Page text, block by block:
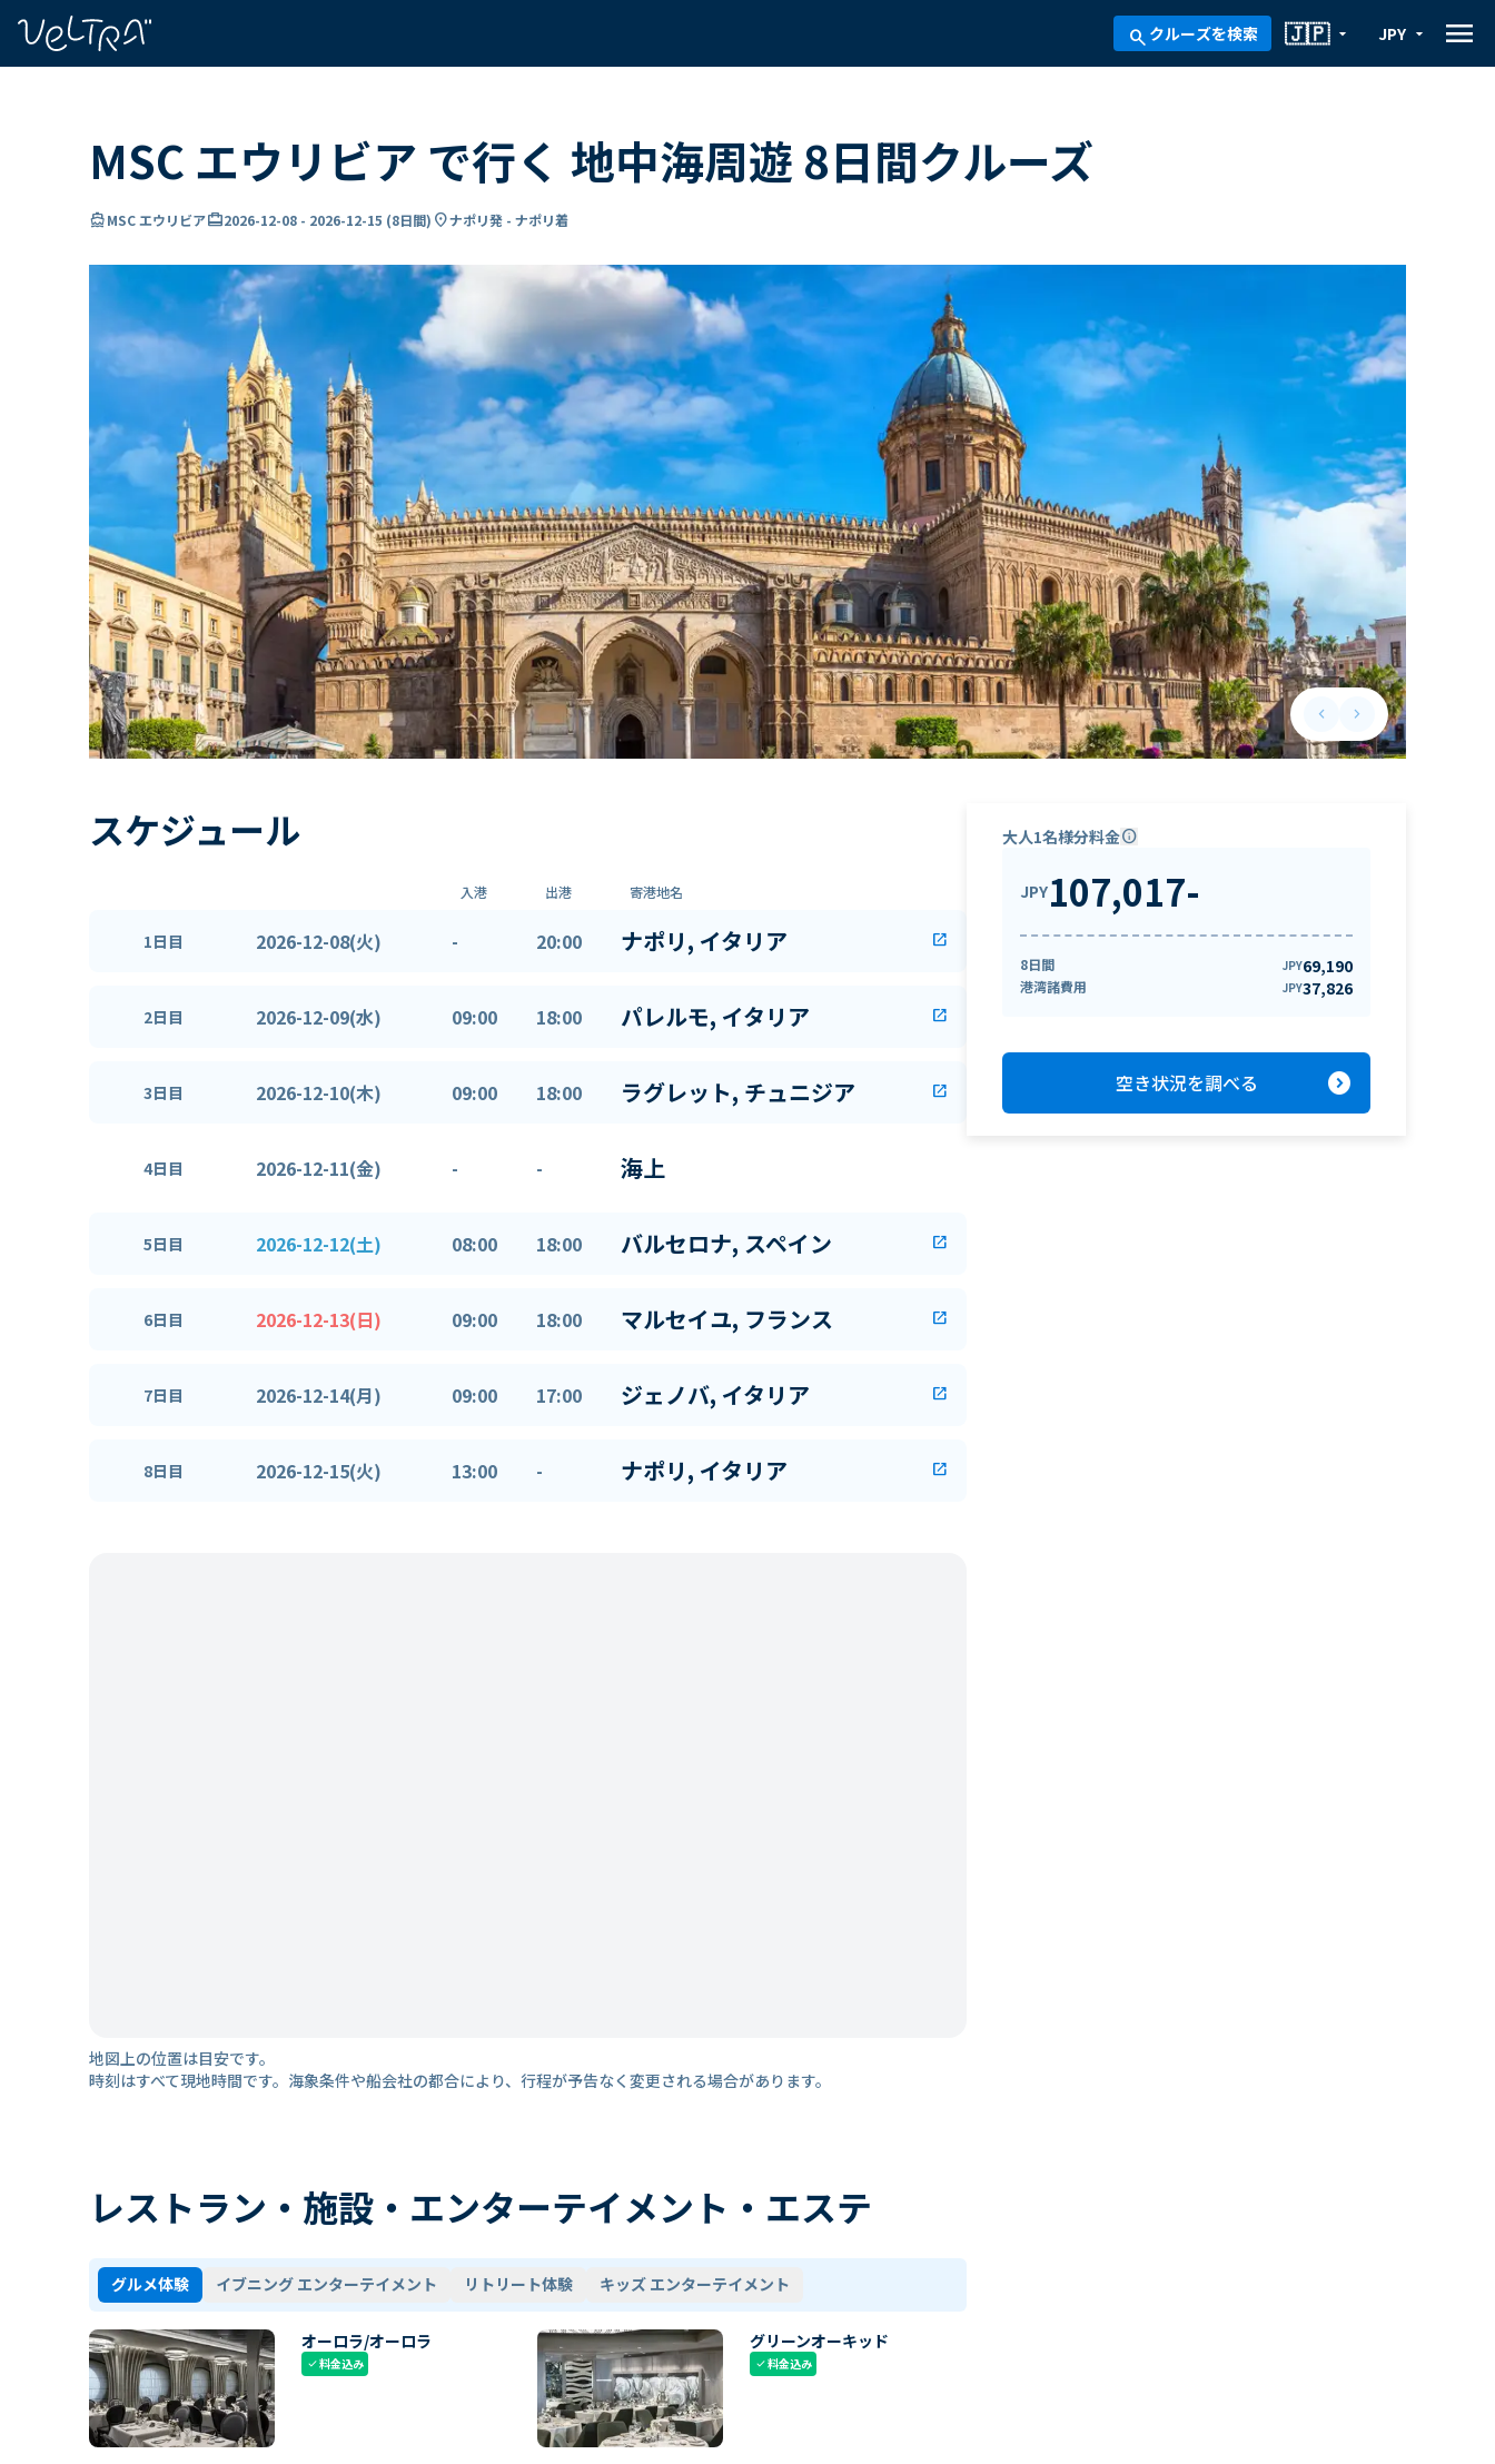
search クルーズを検索 arrow_drop_down
🇯🇵 arrow_drop_down
JPY menu
MSC エウリビア で行く 地中海周遊 8日間クルーズ
directions_boatMSC エウリビアcard_travel2026-12-08 - 2026-12-15 (8日間) location_onナポリ発 - ナポリ着
keyboard_arrow_leftPrevious slide
keyboard_arrow_rightNext slide
スケジュール
入港 出港 寄港地名
1日目 2026-12-08(火) - 20:00 ナポリ, イタリア open_in_new
2日目 2026-12-09(水) 09:00 18:00 パレルモ, イタリア open_in_new
3日目 2026-12-10(木) 09:00 18:00 ラグレット, チュニジア open_in_new
4日目 2026-12-11(金) - - 海上
5日目 2026-12-12(土) 08:00 18:00 バルセロナ, スペイン open_in_new
6日目 2026-12-13(日) 09:00 18:00 マルセイユ, フランス open_in_new
7日目 2026-12-14(月) 09:00 17:00 ジェノバ, イタリア open_in_new
8日目 2026-12-15(火) 13:00 - ナポリ, イタリア open_in_new
地図上の位置は目安です。
時刻はすべて現地時間です。海象条件や船会社の都合により、行程が予告なく変更される場合があります。
レストラン・施設・エンターテイメント・エステ
グルメ体験 イブニング エンターテイメント リトリート体験 キッズ エンターテイメント
オーロラ/オーロラ
check料金込み
グリーンオーキッド
check料金込み
大人1名様分料金info
JPY107,017-
8日間 JPY69,190
港湾諸費用 JPY37,826
空き状況を調べる expand_circle_right